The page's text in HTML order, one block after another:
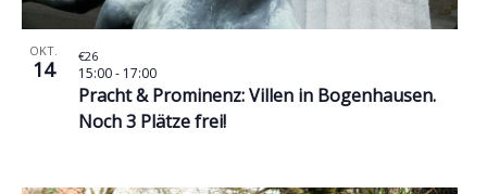
OKT.
14
Pracht & Prominenz: Villen in Bogenhausen.
Noch 3 Plätze frei!
15:00- 17:00
€26